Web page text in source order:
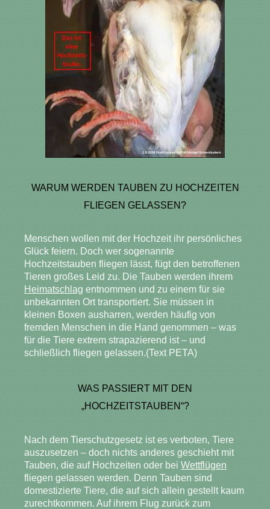
WARUM WERDEN TAUBEN ZU HOCHZEITEN
FLIEGEN GELASSEN?
Menschen wollen mit der Hochzeit ihr persönliches
Glück feiern. Doch wer sogenannte
Hochzeitstauben fliegen lässt, fügt den betroffenen
Tieren großes Leid zu. Die Tauben werden ihrem
Heimatschlag entnommen und zu einem für sie
unbekannten Ort transportiert. Sie müssen in
kleinen Boxen ausharren, werden häufig von
fremden Menschen in die Hand genommen – was
für die Tiere extrem strapazierend ist – und
schließlich fliegen gelassen.(Text PETA)
WAS PASSIERT MIT DEN
„HOCHZEITSTAUBEN“?
Nach dem Tierschutzgesetz ist es verboten, Tiere
auszusetzen – doch nichts anderes geschieht mit
Tauben, die auf Hochzeiten oder beiWettflügen
fliegen gelassen werden. Denn Tauben sind
domestizierte Tiere, die auf sich allein gestellt kaum
zurechtkommen. Auf ihrem Flug zurück zum